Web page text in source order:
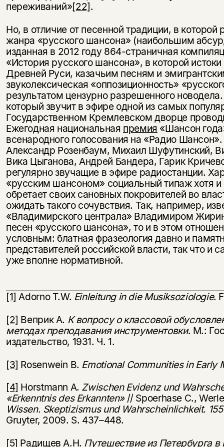
переживаний»[22].
Но, в отличие от песенной традиции, в которой
жанра «русского шансона» (наибольшим
изданная в 2012 году 864-страничная
«История русского шансона», в которой
Древней Руси, казачьим песням и
звуколексическая «оппозиционность»
результатом цензурно разрешенного
который звучит в эфире одной из самых
Государственном Кремлевском дворце
Ежегодная национальная премия «Шансон
всенародного голосования на «Радио
Александр Розенбаум, Михаил Шуфутинский,
Вика Цыганова, Андрей Бандера, Гарик
регулярно звучащие в эфире радиостанции.
«русским шансоном» социальный типаж хотя и
обретает своих сановных покровителей во
ожидать такого сочувствия. Так, например,
«Владимирского централа» Владимиром
песен «русского шансона», то и в этом
условным: блатная фразеология давно и
представителей российской власти, так что и
уже вполне нормативной.
[1] Adorno T.W. Einleitung in die Musiksoziologie.
[2] Веприк А. К вопросу о классовой
методах преподавания инструментовки. М.:
издательство, 1931. Ч. 1.
[3] Rosenwein B. Emotional Communitiesin Early
[4] Horstmann A. Zwischen Evidenz und
«Erkenntnis des Erkannten»// Spoerhase C.,
Wissen. Skeptizismus und Wahrscheinlichkeit.
Gruyter, 2009. S. 437–448.
[5] Радищев А.Н. Путешествие из Петербурга